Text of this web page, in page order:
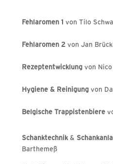
Fehlaromen 1 von Tilo
Fehlaromen 2von Jan
Rezeptentwicklung von
Hygiene & Reinigung von
Belgische Trappistenbiere
Schanktechnik&
Barthemeß